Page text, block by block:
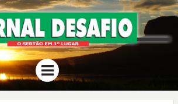
JORNAL
DESAFIO
O Sertão em 1º Lugar
Menu